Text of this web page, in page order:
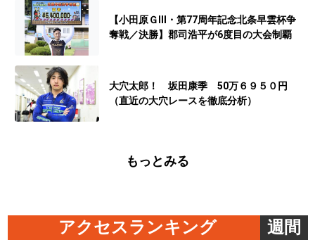
【小田原ＧⅢ・第77周年記念北条早雲杯争
奪戦／決勝】郡司浩平が6度目の大会制覇
大穴太郎！ 坂田康季 50万６９５０円
（直近の大穴レースを徹底分析）
もっとみる
アクセスランキング 週間